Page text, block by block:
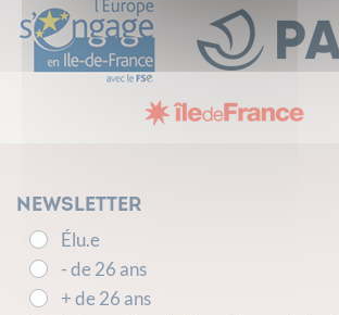
Newsletter
Élu.e
- de 26 ans
+ de 26 ans